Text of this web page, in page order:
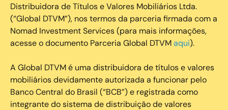
Distribuidora de Títulos e Valores Mobiliários Ltda.
(“Global DTVM”), nos termos da parceria firmada com a
Nomad Investment Services (para mais informações,
acesse o documento Parceria Global DTVMaqui).
A Global DTVM é uma distribuidora de títulos e valores
mobiliários devidamente autorizada a funcionar pelo
Banco Central do Brasil (“BCB”) e registrada como
integrante do sistema de distribuição de valores